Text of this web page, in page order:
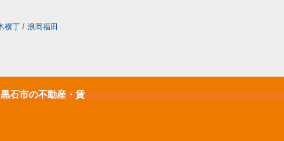
横丁 / 浪岡福田
石市の不動産・賃